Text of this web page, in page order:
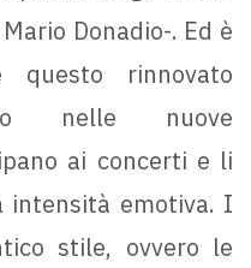
Donadio-. Ed è
questo rinnovato
nelle nuove
ai concerti e li
intensità emotiva. I
stile, ovvero le